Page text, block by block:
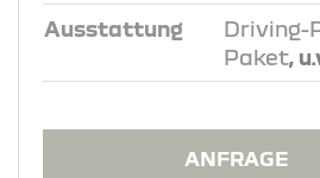
Ausstattung
Driving-
Paket,
ANFRAGE